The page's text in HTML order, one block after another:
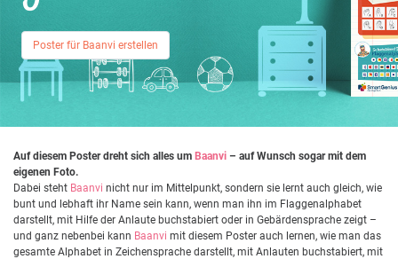
Poster für Baanvi erstellen
Auf diesem Poster dreht sich alles um Baanvi – auf Wunsch sogar mit dem
eigenen Foto.
Dabei steht Baanvi nicht nur im Mittelpunkt, sondern sie lernt auch gleich, wie
bunt und lebhaft ihr Name sein kann, wenn man ihn im Flaggenalphabet
darstellt, mit Hilfe der Anlaute buchstabiert oder in Gebärdensprache zeigt –
und ganz nebenbei kann Baanvi mit diesem Poster auch lernen, wie man das
gesamte Alphabet in Zeichensprache darstellt, mit Anlauten buchstabiert, mit